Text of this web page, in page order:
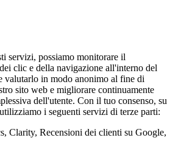
servizi, possiamo monitorare il
clic e della navigazione all'interno del
valutarlo in modo anonimo al fine di
sito web e migliorare continuamente
dell'utente. Con il tuo consenso, su
i seguenti servizi di terze parti:
Clarity, Recensioni dei clienti su Google,